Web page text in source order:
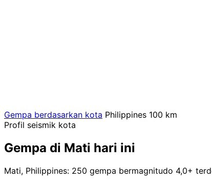
Gempa berdasarkan kota Philippines 100 km
Profil seismik kota
Gempa di Mati hari ini
Mati, Philippines: 250 gempa bermagnitudo 4,0+